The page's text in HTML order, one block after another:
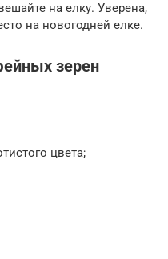
на елку. Уверена,
на новогодней елке.
зерен
цвета;